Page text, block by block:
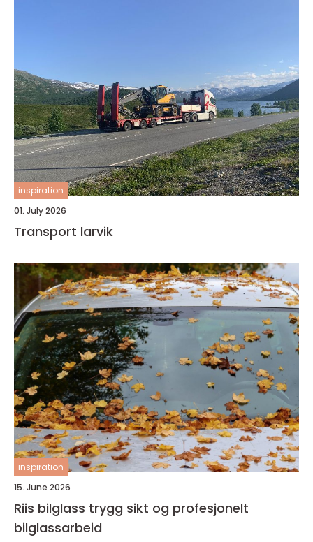
inspiration
01. July 2026
Transport larvik
inspiration
15. June 2026
Riis bilglass trygg sikt og profesjonelt
bilglassarbeid